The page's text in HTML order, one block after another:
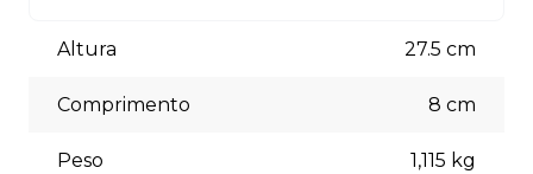
(5% off) cartões de crédito, boleto bancário. Você pode
escolher a opção que melhor se adapte às suas
Altura 27.5 cm
Comprimento 8 cm
Peso 1,115 kg